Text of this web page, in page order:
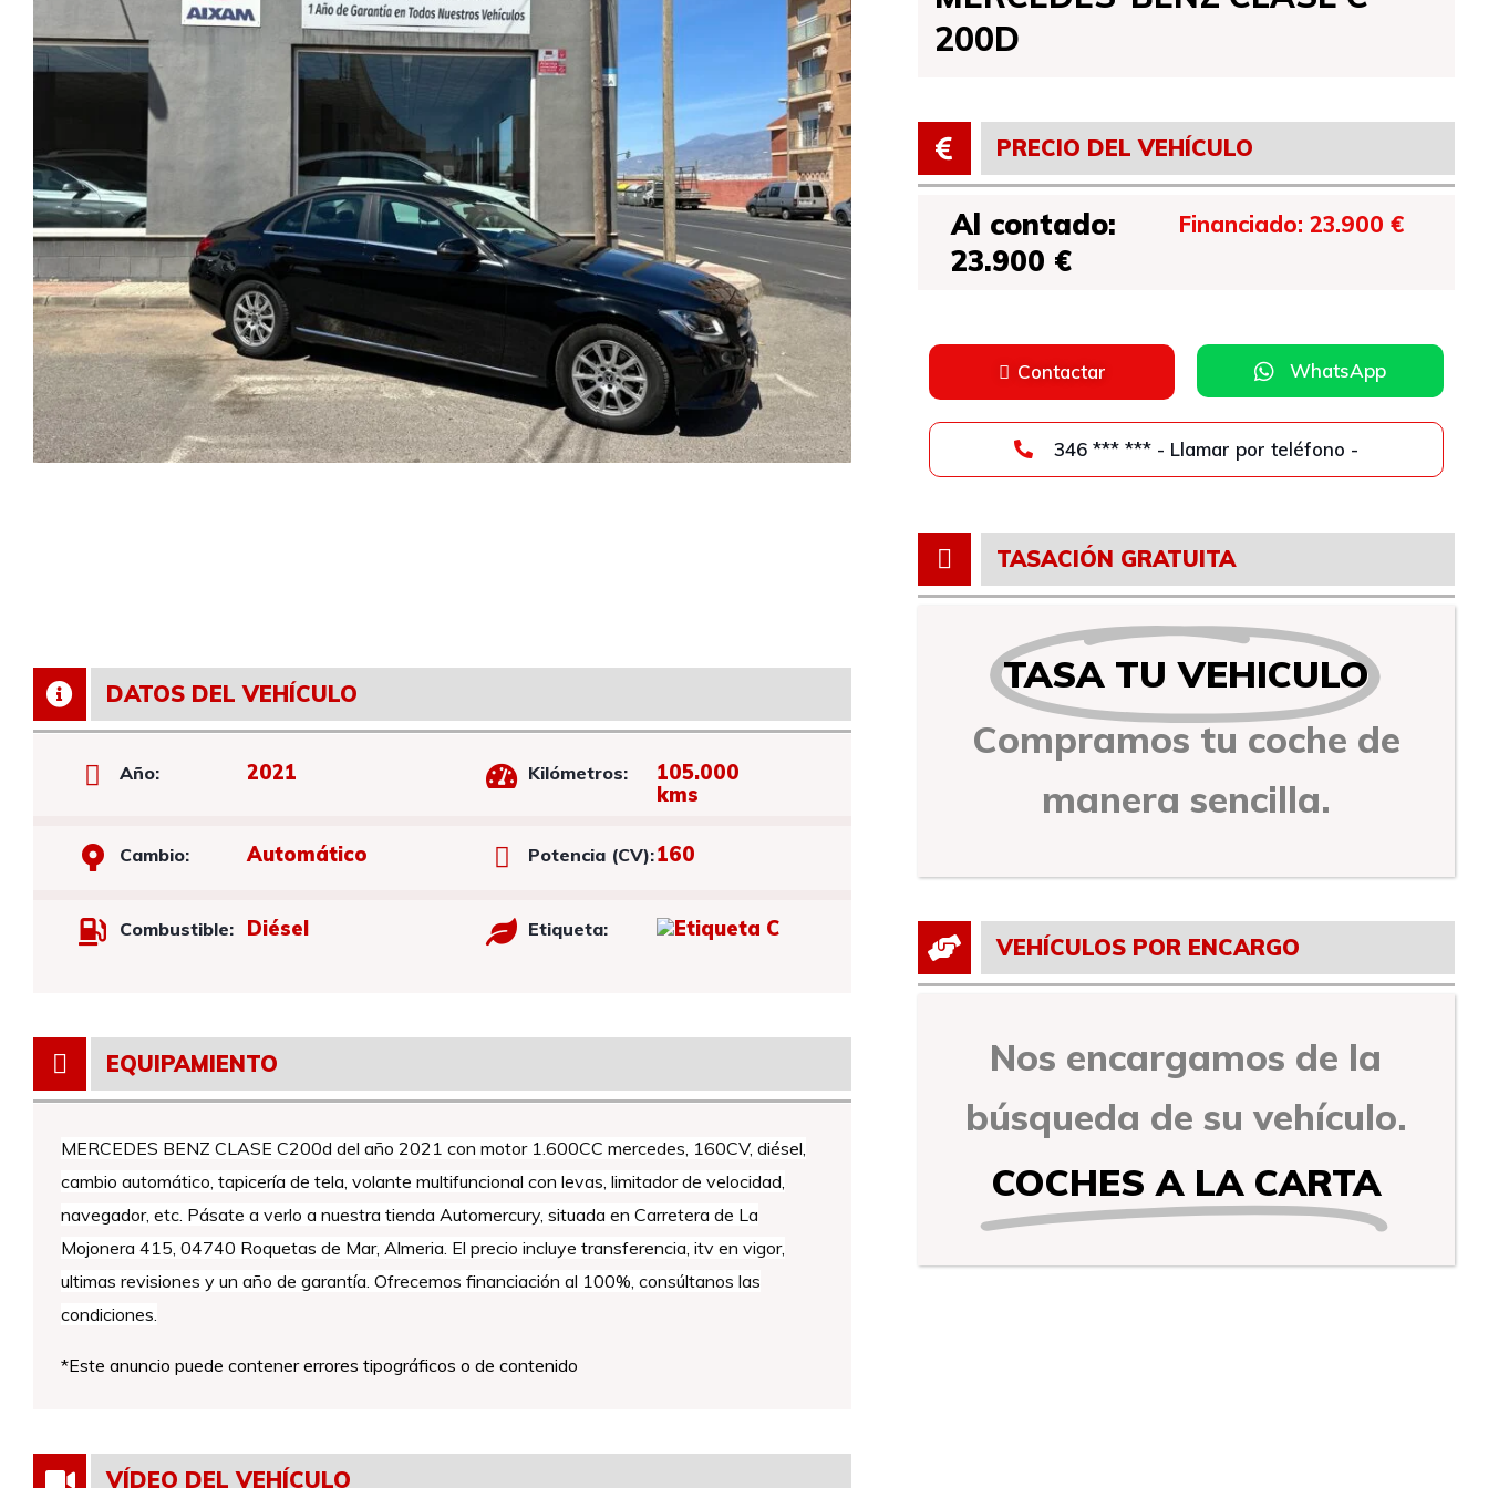
DATOS DEL VEHÍCULO
Año: 2021 Kilómetros:
105.000
kms
Cambio: Automático Potencia (CV):160
Combustible: Diésel Etiqueta:
EQUIPAMIENTO
MERCEDES BENZ CLASE C200d del año 2021 con motor 1.600CC mercedes, 160CV, diésel,
cambio automático, tapicería de tela, volante multifuncional con levas, limitador de velocidad,
navegador, etc. Pásate a verlo a nuestra tienda Automercury, situada en Carretera de La
Mojonera 415, 04740 Roquetas de Mar, Almeria. El precio incluye transferencia, itv en vigor,
ultimas revisiones y un año de garantía. Ofrecemos financiación al 100%, consúltanos las
condiciones.
*Este anuncio puede contener errores tipográficos o de contenido
VÍDEO DEL VEHÍCULO
200D
PRECIO DEL VEHÍCULO
Al contado:
23.900 €
Financiado: 23.900 €
Contactar WhatsApp
346 *** *** - Llamar por teléfono -
TASACIÓN GRATUITA
TASA TU VEHICULO
Compramos tu coche de
manera sencilla.
VEHÍCULOS POR ENCARGO
Nos encargamos de la
búsqueda de su vehículo.
COCHES A LA CARTA